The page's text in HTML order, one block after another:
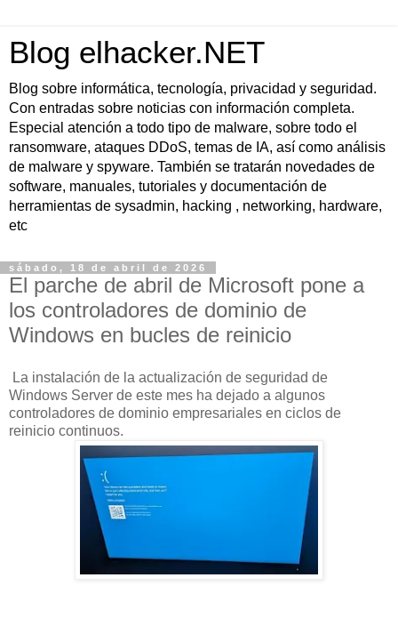
Blog elhacker.NET
Blog sobre informática, tecnología, privacidad y seguridad.
Con entradas sobre noticias con información completa.
Especial atención a todo tipo de malware, sobre todo el
ransomware, ataques DDoS, temas de IA, así como análisis
de malware y spyware. También se tratarán novedades de
software, manuales, tutoriales y documentación de
herramientas de sysadmin, hacking , networking, hardware,
etc
sábado, 18 de abril de 2026
El parche de abril de Microsoft pone a
los controladores de dominio de
Windows en bucles de reinicio
La instalación de la actualización de seguridad de
Windows Server de este mes ha dejado a algunos
controladores de dominio empresariales en ciclos de
reinicio continuos.